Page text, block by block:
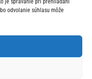
je správanie pri prehliadaní
odvolanie súhlasu môže